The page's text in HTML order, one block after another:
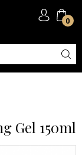
0
Gel 150ml